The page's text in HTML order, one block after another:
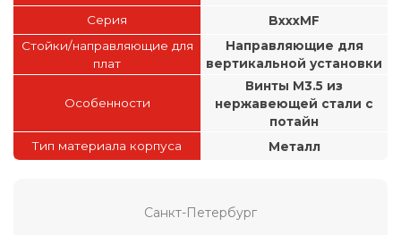
Серия
BxxxMF
Стойки/направляющие для
плат
Направляющие для
вертикальной установки
Особенности
Винты М3.5 из
нержавеющей стали с
потайн
Тип материала корпуса
Металл
Санкт-Петербург